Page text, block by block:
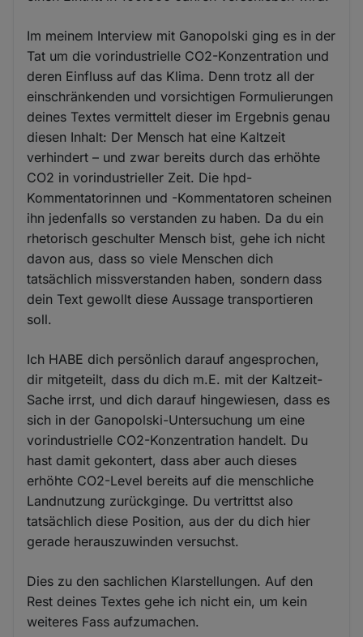
Im meinem Interview mit Ganopolski ging es in der
Tat um die vorindustrielle CO2-Konzentration und
deren Einfluss auf das Klima. Denn trotz all der
einschränkenden und vorsichtigen Formulierungen
deines Textes vermittelt dieser im Ergebnis genau
diesen Inhalt: Der Mensch hat eine Kaltzeit
verhindert – und zwar bereits durch das erhöhte
CO2 in vorindustrieller Zeit. Die hpd-
Kommentatorinnen und -Kommentatoren scheinen
ihn jedenfalls so verstanden zu haben. Da du ein
rhetorisch geschulter Mensch bist, gehe ich nicht
davon aus, dass so viele Menschen dich
tatsächlich missverstanden haben, sondern dass
dein Text gewollt diese Aussage transportieren
soll.
Ich HABE dich persönlich darauf angesprochen,
dir mitgeteilt, dass du dich m.E. mit der Kaltzeit-
Sache irrst, und dich darauf hingewiesen, dass es
sich in der Ganopolski-Untersuchung um eine
vorindustrielle CO2-Konzentration handelt. Du
hast damit gekontert, dass aber auch dieses
erhöhte CO2-Level bereits auf die menschliche
Landnutzung zurückginge. Du vertrittst also
tatsächlich diese Position, aus der du dich hier
gerade herauszuwinden versuchst.
Dies zu den sachlichen Klarstellungen. Auf den
Rest deines Textes gehe ich nicht ein, um kein
weiteres Fass aufzumachen.